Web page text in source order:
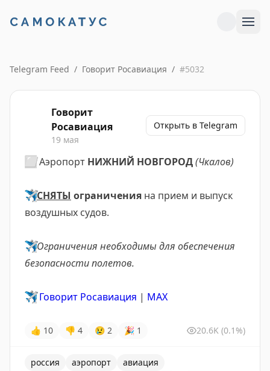
Telegram Feed / Говорит Росавиация / #5032
Говорит
Росавиация
19 мая
Открыть в Telegram
⬜️Аэропорт НИЖНИЙ НОВГОРОД(Чкалов)
✈️СНЯТЫ ограничения на прием и выпуск
воздушных судов.
✈️Ограничения необходимы для обеспечения
безопасности полетов.
✈️ Говорит Росавиация | MАХ
👍 10 👎 4 😢 2 🎉 1 20.6K (0.1%)
россия аэропорт
авиация